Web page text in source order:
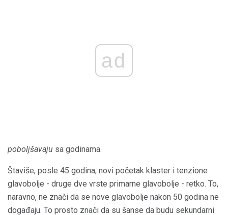
ad
poboljšavaju sa godinama.
Štaviše, posle 45 godina, novi početak klaster i tenzione
glavobolje - druge dve vrste primarne glavobolje - retko. To,
naravno, ne znači da se nove glavobolje nakon 50 godina ne
događaju. To prosto znači da su šanse da budu sekundarni